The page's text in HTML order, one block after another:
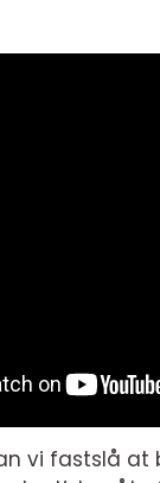
vi fastslå